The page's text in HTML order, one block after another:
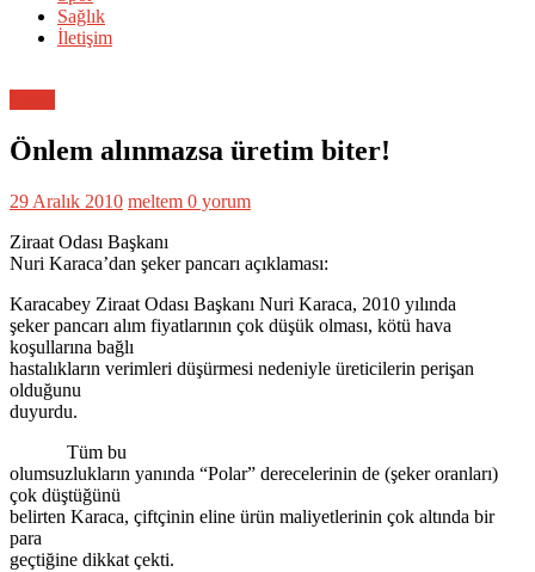
Sağlık
İletişim
Önlem alınmazsa üretim biter!
29 Aralık 2010 meltem 0 yorum
Ziraat Odası Başkanı
Nuri Karaca’dan şeker pancarı açıklaması:
Karacabey Ziraat Odası Başkanı Nuri Karaca, 2010 yılında
şeker pancarı alım fiyatlarının çok düşük olması, kötü hava
koşullarına bağlı
hastalıkların verimleri düşürmesi nedeniyle üreticilerin perişan
olduğunu
duyurdu.
Tüm bu
olumsuzlukların yanında “Polar” derecelerinin de (şeker oranları)
çok düştüğünü
belirten Karaca, çiftçinin eline ürün maliyetlerinin çok altında bir
para
geçtiğine dikkat çekti.